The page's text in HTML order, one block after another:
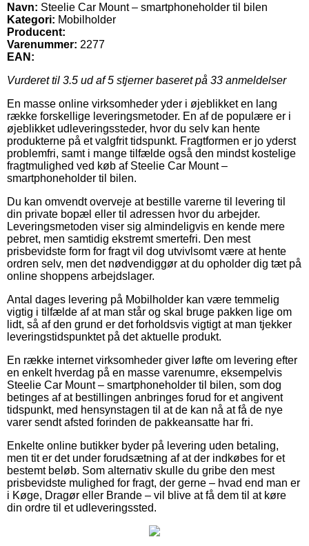
Navn: Steelie Car Mount – smartphoneholder til bilen
Kategori: Mobilholder
Producent:
Varenummer: 2277
EAN:
Vurderet til 3.5 ud af 5 stjerner baseret på 33 anmeldelser
En masse online virksomheder yder i øjeblikket en lang
række forskellige leveringsmetoder. En af de populære er i
øjeblikket udleveringssteder, hvor du selv kan hente
produkterne på et valgfrit tidspunkt. Fragtformen er jo yderst
problemfri, samt i mange tilfælde også den mindst kostelige
fragtmulighed ved køb af Steelie Car Mount –
smartphoneholder til bilen.
Du kan omvendt overveje at bestille varerne til levering til
din private bopæl eller til adressen hvor du arbejder.
Leveringsmetoden viser sig almindeligvis en kende mere
pebret, men samtidig ekstremt smertefri. Den mest
prisbevidste form for fragt vil dog utvivlsomt være at hente
ordren selv, men det nødvendiggør at du opholder dig tæt på
online shoppens arbejdslager.
Antal dages levering på Mobilholder kan være temmelig
vigtig i tilfælde af at man står og skal bruge pakken lige om
lidt, så af den grund er det forholdsvis vigtigt at man tjekker
leveringstidspunktet på det aktuelle produkt.
En række internet virksomheder giver løfte om levering efter
en enkelt hverdag på en masse varenumre, eksempelvis
Steelie Car Mount – smartphoneholder til bilen, som dog
betinges af at bestillingen anbringes forud for et angivent
tidspunkt, med hensynstagen til at de kan nå at få de nye
varer sendt afsted forinden de pakkeansatte har fri.
Enkelte online butikker byder på levering uden betaling,
men tit er det under forudsætning af at der indkøbes for et
bestemt beløb. Som alternativ skulle du gribe den mest
prisbevidste mulighed for fragt, der gerne – hvad end man er
i Køge, Dragør eller Brande – vil blive at få dem til at køre
din ordre til et udleveringssted.